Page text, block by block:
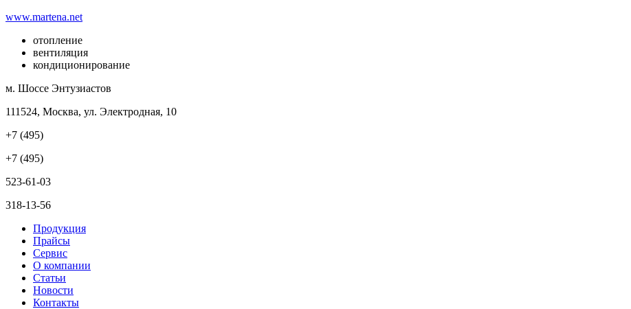
www.martena.net
отопление
вентиляция
кондиционирование
м. Шоссе Энтузиастов
111524, Москва, ул. Электродная, 10
+7 (495)
+7 (495)
523-61-03
318-13-56
Продукция
Прайсы
Сервис
О компании
Статьи
Новости
Контакты